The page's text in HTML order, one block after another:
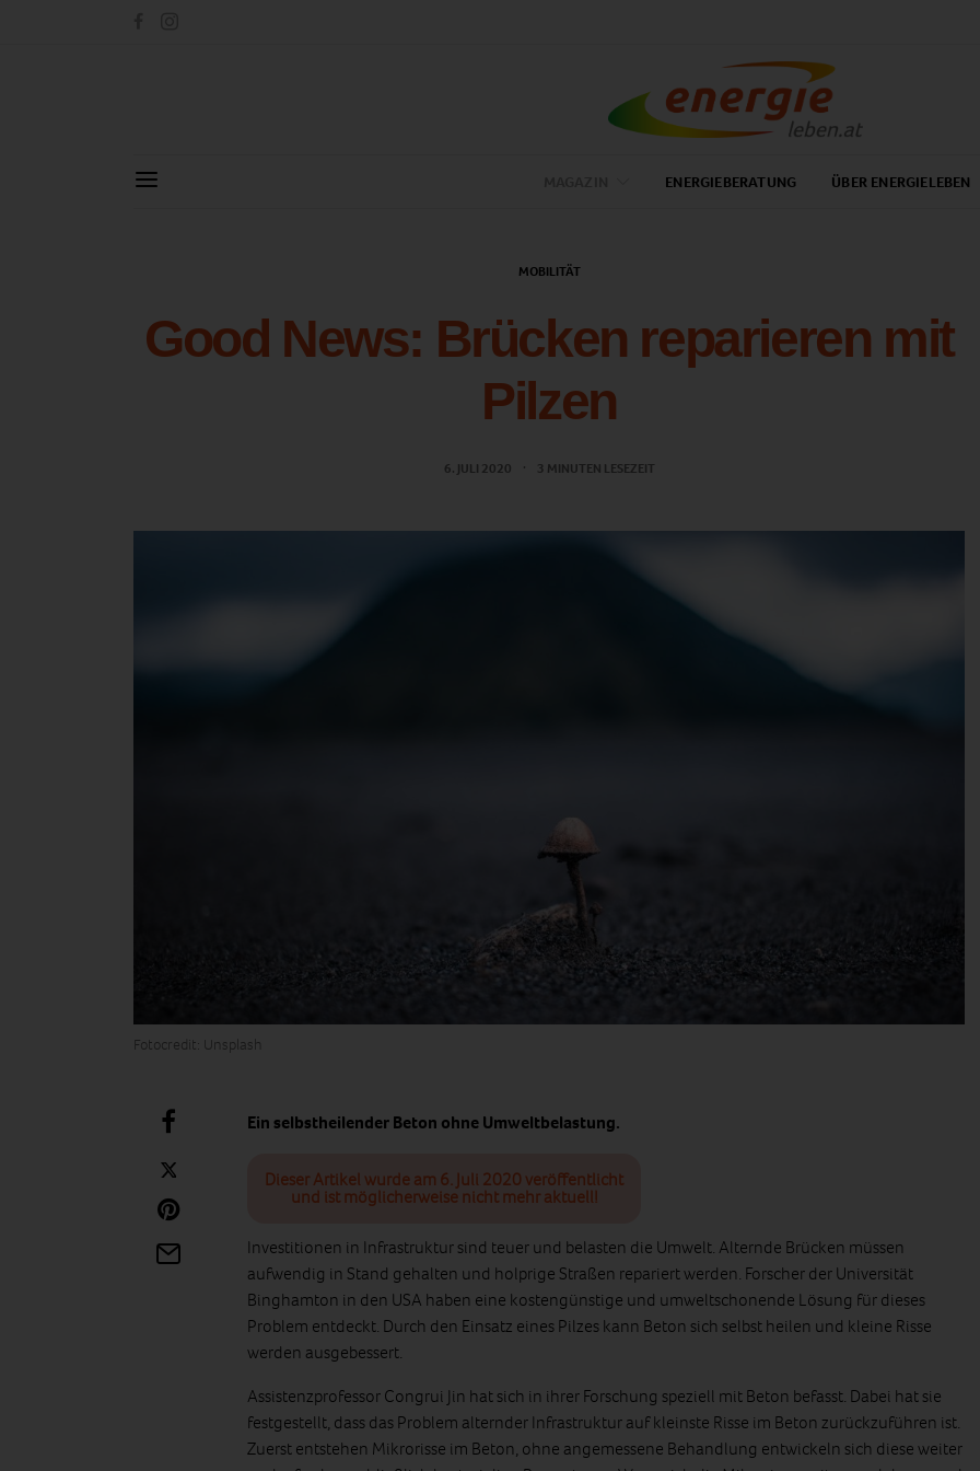
ENERGIEBERATUNG ÜBER ENERGIELEBEN
MOBILITÄT
Good News: Brücken reparieren mit
Pilzen
6. JULI 2020 3 MINUTEN LESEZEIT
Fotocredit: Unsplash
Ein selbstheilender Beton ohne Umweltbelastung.
Dieser Artikel wurde am 6. Juli 2020 veröffentlicht
und ist möglicherweise nicht mehr aktuell!
Investitionen in Infrastruktur sind teuer und belasten die Umwelt. Alternde Brücken müssen
aufwendig in Stand gehalten und holprige Straßen repariert werden. Forscher der Universität
Binghamton in den USA haben eine kostengünstige und umweltschonende Lösung für dieses
Problem entdeckt. Durch den Einsatz eines Pilzes kann Beton sich selbst heilen und kleine Risse
werden ausgebessert.
Assistenzprofessor Congrui Jin hat sich in ihrer Forschung speziell mit Beton befasst. Dabei hat sie
festgestellt, dass das Problem alternder Infrastruktur auf kleinste Risse im Beton zurückzuführen ist.
Zuerst entstehen Mikrorisse im Beton, ohne angemessene Behandlung entwickeln sich diese weiter